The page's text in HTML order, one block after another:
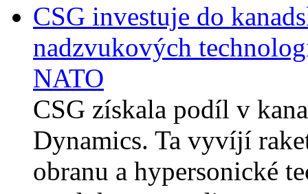
CSG investuje do
nadzvukových
NATO
CSG získala podíl v
Dynamics. Ta vyvíjí
obranu a hypersonické